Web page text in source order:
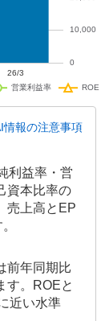
情報の注意事項
利益率・営
資本比率の
売上高とEP
前年同期比
す。ROEと
近い水準